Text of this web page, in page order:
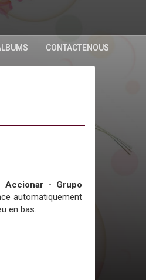
CONTACTENOUS
Accionar - Grupo
automatiquement
en bas.